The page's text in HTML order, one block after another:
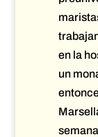
en la
un